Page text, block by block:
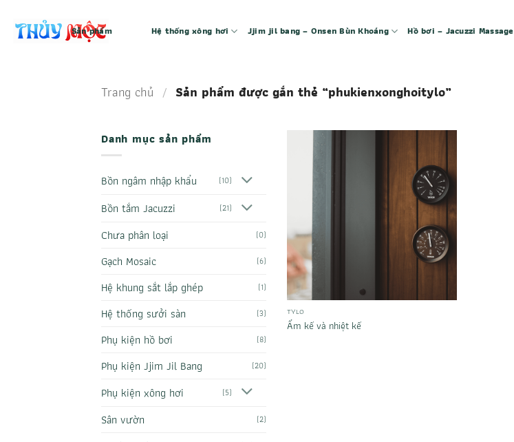
Sản phẩm Hệ thống xông hơi Jjim jil bang – Onsen Bùn Khoáng Hồ bơi – Jacuzzi Massage
Trang chủ / Sản phẩm được gắn thẻ “phukienxonghoitylo”
Danh mục sản phẩm
Bồn ngâm nhập khẩu (10)
Bồn tắm Jacuzzi (21)
Chưa phân loại (0)
Gạch Mosaic (6)
Hệ khung sắt lắp ghép (1)
Hệ thống sưởi sàn (3)
Phụ kiện hồ bơi (8)
Phụ kiện Jjim Jil Bang (20)
Phụ kiện xông hơi (5)
Sân vườn (2)
TYLO
Ẩm kế và nhiệt kế